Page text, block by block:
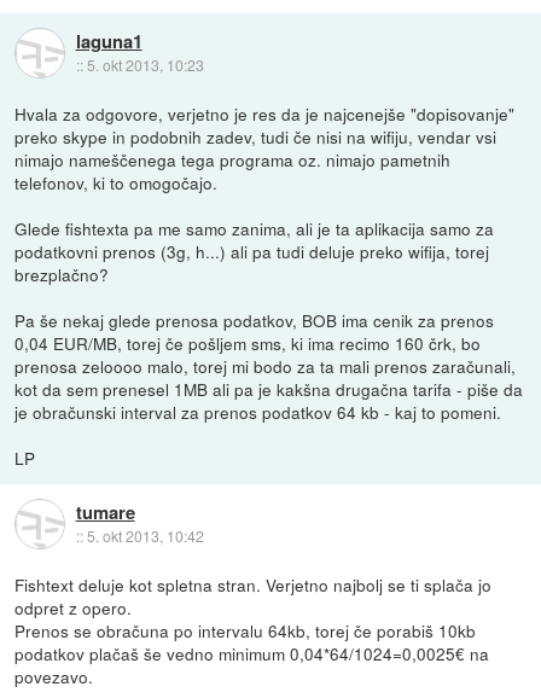
laguna1
:: 5. okt 2013, 10:23
Hvala za odgovore, verjetno je res da je najcenejše "dopisovanje"
preko skype in podobnih zadev, tudi če nisi na wifiju, vendar vsi
nimajo nameščenega tega programa oz. nimajo pametnih
telefonov, ki to omogočajo.
Glede fishtexta pa me samo zanima, ali je ta aplikacija samo za
podatkovni prenos (3g, h...) ali pa tudi deluje preko wifija, torej
brezplačno?
Pa še nekaj glede prenosa podatkov, BOB ima cenik za prenos
0,04 EUR/MB, torej če pošljem sms, ki ima recimo 160 črk, bo
prenosa zeloooo malo, torej mi bodo za ta mali prenos zaračunali,
kot da sem prenesel 1MB ali pa je kakšna drugačna tarifa - piše da
je obračunski interval za prenos podatkov 64 kb - kaj to pomeni.
LP
tumare
::5. okt 2013, 10:42
Fishtext deluje kot spletna stran. Verjetno najbolj se ti splača jo
odpret z opero.
Prenos se obračuna po intervalu 64kb, torej če porabiš 10kb
podatkov plačaš še vedno minimum 0,04*64/1024=0,0025€ na
povezavo.